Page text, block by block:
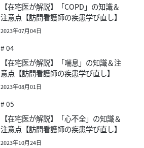
【在宅医が解説】「COPD」の知識＆
注意点【訪問看護師の疾患学び直し】
2023年07月04日
# 04
【在宅医が解説】「喘息」の知識＆注
意点【訪問看護師の疾患学び直し】
2023年08月01日
# 05
【在宅医が解説】「心不全」の知識＆
注意点【訪問看護師の疾患学び直し】
2023年10月24日